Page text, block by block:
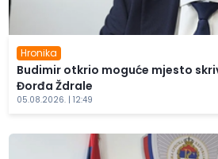
Hronika
Budimir otkrio moguće mjesto
Đorđa Ždrale
05.08.2026. | 12:49